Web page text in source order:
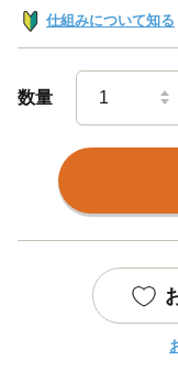
仕組みについて知る
数量